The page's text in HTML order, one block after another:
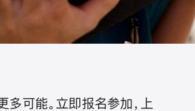
可能。立即报名参加，上